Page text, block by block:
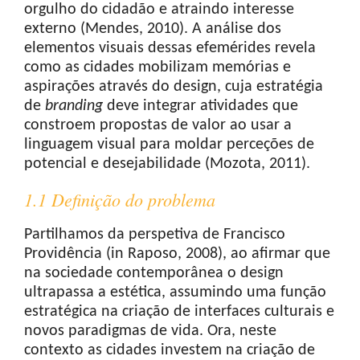
orgulho do cidadão e atraindo interesse
externo (Mendes, 2010). A análise dos
elementos visuais dessas efemérides revela
como as cidades mobilizam memórias e
aspirações através do design, cuja estratégia
de branding deve integrar atividades que
constroem propostas de valor ao usar a
linguagem visual para moldar perceções de
potencial e desejabilidade (Mozota, 2011).
1.1 Definição do problema
Partilhamos da perspetiva de Francisco
Providência (in Raposo, 2008), ao afirmar que
na sociedade contemporânea o design
ultrapassa a estética, assumindo uma função
estratégica na criação de interfaces culturais e
novos paradigmas de vida. Ora, neste
contexto as cidades investem na criação de